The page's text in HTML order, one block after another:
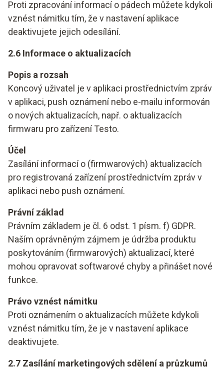
Proti zpracování informací o pádech můžete kdykoli
vznést námitku tím, že v nastavení aplikace
deaktivujete jejich odesílání.
2.6 Informace o aktualizacích
Popis a rozsah
Koncový uživatel je v aplikaci prostřednictvím zpráv
v aplikaci, push oznámení nebo e-mailu informován
o nových aktualizacích, např. o aktualizacích
firmwaru pro zařízení Testo.
Účel
Zasílání informací o (firmwarových) aktualizacích
pro registrovaná zařízení prostřednictvím zpráv v
aplikaci nebo push oznámení.
Právní základ
Právním základem je čl. 6 odst. 1 písm. f) GDPR.
Naším oprávněným zájmem je údržba produktu
poskytováním (firmwarových) aktualizací, které
mohou opravovat softwarové chyby a přinášet nové
funkce.
Právo vznést námitku
Proti oznámením o aktualizacích můžete kdykoli
vznést námitku tím, že je v nastavení aplikace
deaktivujete.
2.7 Zasílání marketingových sdělení a průzkumů